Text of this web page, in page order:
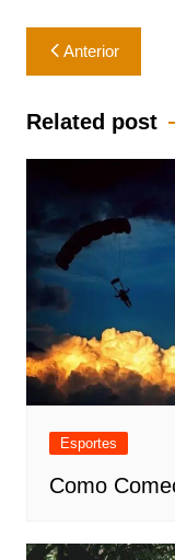
Navegação
de
Post
Anterior
Related post
Esportes
Como